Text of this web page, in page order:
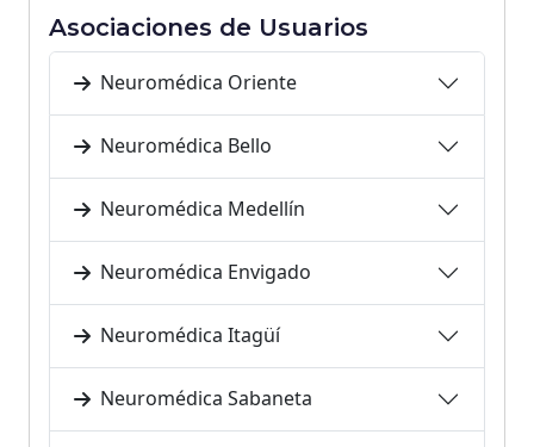
Asociaciones de Usuarios
Neuromédica Oriente
Neuromédica Bello
Neuromédica Medellín
Neuromédica Envigado
Neuromédica Itagüí
Neuromédica Sabaneta